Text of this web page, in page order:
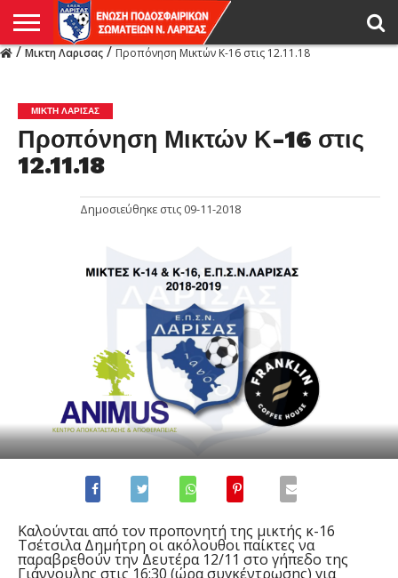
/Μικτη Λαρισας/Προπόνηση Μικτών Κ-16 στις 12.11.18
ΜΙΚΤΗ ΛΑΡΙΣΑΣ
Προπόνηση Μικτών Κ-16 στις
12.11.18
Δημοσιεύθηκε στις 09-11-2018
Καλούνται από τον προπονητή της μικτής κ-16
Τσέτσιλα Δημήτρη οι ακόλουθοι παίκτες να
παραβρεθούν την Δευτέρα 12/11 στο γήπεδο της
Γιάννουλης στις 16:30 (ώρα συγκέντρωσης) για